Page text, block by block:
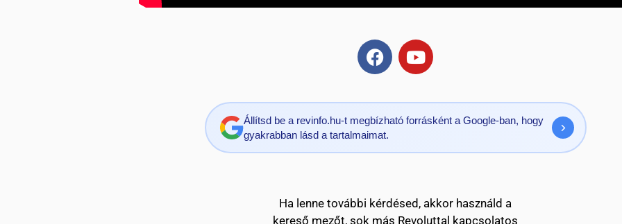
Állítsd be a revinfo.hu-t megbízható forrásként a Google-ban, hogy
gyakrabban lásd a tartalmaimat.
Ha lenne további kérdésed, akkor használd a
kereső mezőt, sok más Revoluttal kapcsolatos